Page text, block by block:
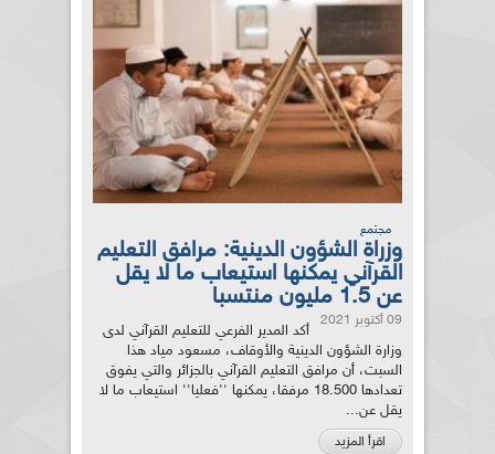
مجتمع
وزراة الشؤون الدينية: مرافق التعليم
القرآني يمكنها استيعاب ما لا يقل
عن 1.5 مليون منتسبا
09 أكتوبر 2021
أكد المدير الفرعي للتعليم القرآني لدى
وزارة الشؤون الدينية والأوقاف، مسعود مياد هذا
السبت، أن مرافق التعليم القرآني بالجزائر والتي يفوق
تعدادها 18.500 مرفقا، يمكنها ''فعليا'' استيعاب ما لا
يقل عن...
اقرأ المزيد